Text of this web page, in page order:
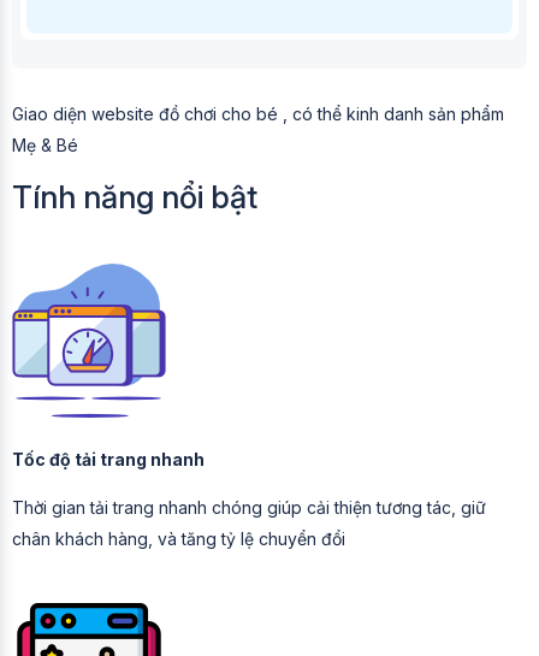
Giao diện website đồ chơi cho bé , có thể kinh danh sản phẩm
Mẹ & Bé
Tính năng nổi bật
Tốc độ tải trang nhanh
Thời gian tải trang nhanh chóng giúp cải thiện tương tác, giữ
chân khách hàng, và tăng tỷ lệ chuyển đổi